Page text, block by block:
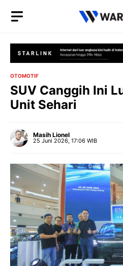
OTOMOTIF
SUV Canggih Ini
Unit Sehari
Masih Lionel
25 Juni 2026, 17:06 WIB